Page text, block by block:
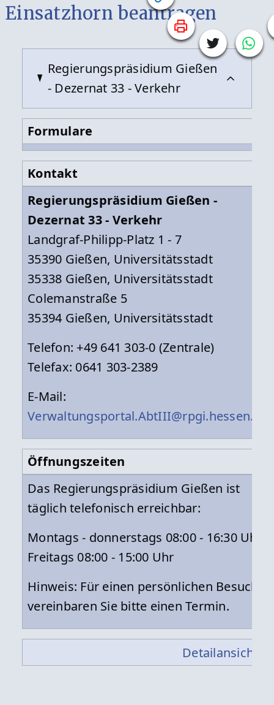
Einsatzhorn beantragen
Regierungspräsidium Gießen
- Dezernat 33 - Verkehr
Formulare
Kontakt
Regierungspräsidium Gießen -
Dezernat 33 - Verkehr
Landgraf-Philipp-Platz 1 - 7
35390 Gießen, Universitätsstadt
35338 Gießen, Universitätsstadt
Colemanstraße 5
35394 Gießen, Universitätsstadt
Telefon: +49 641 303-0 (Zentrale)
Telefax: 0641 303-2389
E-Mail:
Verwaltungsportal.AbtIII@rpgi.hessen.de
Öffnungszeiten
Das Regierungspräsidium Gießen ist
täglich telefonisch erreichbar:
Montags - donnerstags 08:00 - 16:30 Uhr
Freitags 08:00 - 15:00 Uhr
Hinweis: Für einen persönlichen Besuch
vereinbaren Sie bitte einen Termin.
Detailansicht »